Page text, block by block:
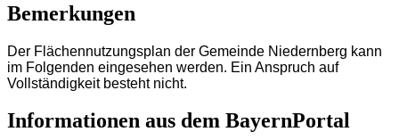
Bemerkungen
Der Flächennutzungsplan der Gemeinde Niedernberg kann
im Folgenden eingesehen werden. Ein Anspruch auf
Vollständigkeit besteht nicht.
Informationen aus dem BayernPortal